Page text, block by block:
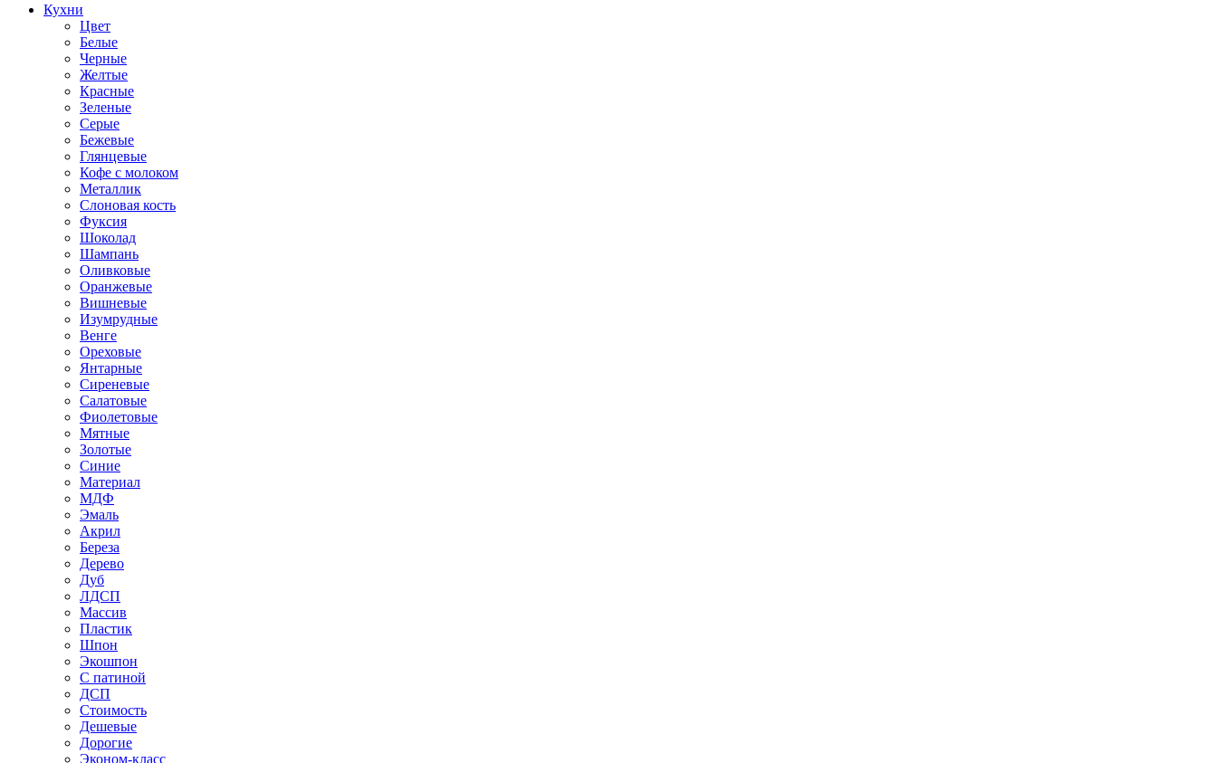
Кухни
Цвет
Белые
Черные
Желтые
Красные
Зеленые
Серые
Бежевые
Глянцевые
Кофе с молоком
Металлик
Слоновая кость
Фуксия
Шоколад
Шампань
Оливковые
Оранжевые
Вишневые
Изумрудные
Венге
Ореховые
Янтарные
Сиреневые
Салатовые
Фиолетовые
Мятные
Золотые
Синие
Материал
МДФ
Эмаль
Акрил
Береза
Дерево
Дуб
ЛДСП
Массив
Пластик
Шпон
Экошпон
С патиной
ДСП
Стоимость
Дешевые
Дорогие
Эконом-класс